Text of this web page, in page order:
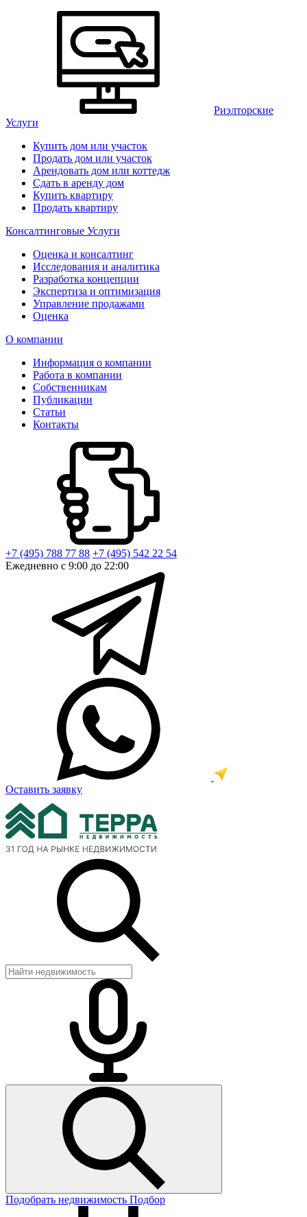
Риэлторские
Услуги
Купить дом или участок
Продать дом или участок
Арендовать дом или коттедж
Сдать в аренду дом
Купить квартиру
Продать квартиру
Консалтинговые Услуги
Оценка и консалтинг
Исследования и аналитика
Разработка концепции
Экспертиза и оптимизация
Управление продажами
Оценка
О компании
Информация о компании
Работа в компании
Собственникам
Публикации
Статьи
Контакты
+7 (495) 788 77 88 +7 (495) 542 22 54
Ежедневно с 9:00 до 22:00
Оставить заявку
Подобрать недвижимость Подбор